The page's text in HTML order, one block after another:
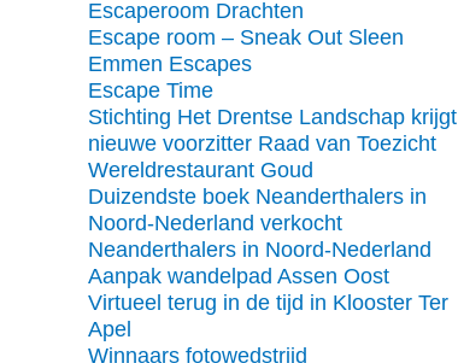
Escaperoom Drachten
Escape room – Sneak Out Sleen
Emmen Escapes
Escape Time
Stichting Het Drentse Landschap krijgt
nieuwe voorzitter Raad van Toezicht
Wereldrestaurant Goud
Duizendste boek Neanderthalers in
Noord-Nederland verkocht
Neanderthalers in Noord-Nederland
Aanpak wandelpad Assen Oost
Virtueel terug in de tijd in Klooster Ter
Apel
Winnaars fotowedstrijd